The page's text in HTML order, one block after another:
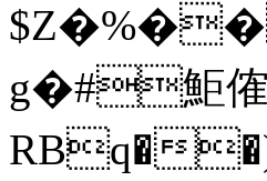
$Z�%��
g�#鮔傕窼
RBq�